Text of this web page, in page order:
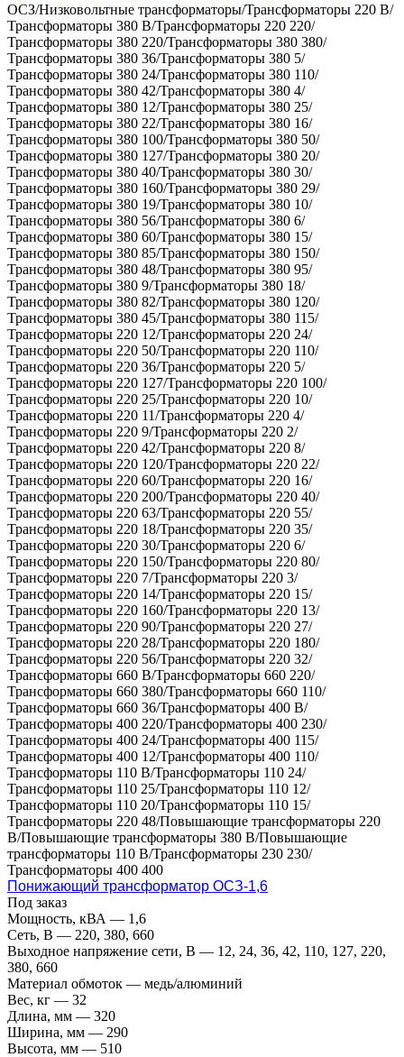
ОСЗ/Низковольтные трансформаторы/Трансформаторы 220 В/
Трансформаторы 380 В/Трансформаторы 220 220/
Трансформаторы 380 220/Трансформаторы 380 380/
Трансформаторы 380 36/Трансформаторы 380 5/
Трансформаторы 380 24/Трансформаторы 380 110/
Трансформаторы 380 42/Трансформаторы 380 4/
Трансформаторы 380 12/Трансформаторы 380 25/
Трансформаторы 380 22/Трансформаторы 380 16/
Трансформаторы 380 100/Трансформаторы 380 50/
Трансформаторы 380 127/Трансформаторы 380 20/
Трансформаторы 380 40/Трансформаторы 380 30/
Трансформаторы 380 160/Трансформаторы 380 29/
Трансформаторы 380 19/Трансформаторы 380 10/
Трансформаторы 380 56/Трансформаторы 380 6/
Трансформаторы 380 60/Трансформаторы 380 15/
Трансформаторы 380 85/Трансформаторы 380 150/
Трансформаторы 380 48/Трансформаторы 380 95/
Трансформаторы 380 9/Трансформаторы 380 18/
Трансформаторы 380 82/Трансформаторы 380 120/
Трансформаторы 380 45/Трансформаторы 380 115/
Трансформаторы 220 12/Трансформаторы 220 24/
Трансформаторы 220 50/Трансформаторы 220 110/
Трансформаторы 220 36/Трансформаторы 220 5/
Трансформаторы 220 127/Трансформаторы 220 100/
Трансформаторы 220 25/Трансформаторы 220 10/
Трансформаторы 220 11/Трансформаторы 220 4/
Трансформаторы 220 9/Трансформаторы 220 2/
Трансформаторы 220 42/Трансформаторы 220 8/
Трансформаторы 220 120/Трансформаторы 220 22/
Трансформаторы 220 60/Трансформаторы 220 16/
Трансформаторы 220 200/Трансформаторы 220 40/
Трансформаторы 220 63/Трансформаторы 220 55/
Трансформаторы 220 18/Трансформаторы 220 35/
Трансформаторы 220 30/Трансформаторы 220 6/
Трансформаторы 220 150/Трансформаторы 220 80/
Трансформаторы 220 7/Трансформаторы 220 3/
Трансформаторы 220 14/Трансформаторы 220 15/
Трансформаторы 220 160/Трансформаторы 220 13/
Трансформаторы 220 90/Трансформаторы 220 27/
Трансформаторы 220 28/Трансформаторы 220 180/
Трансформаторы 220 56/Трансформаторы 220 32/
Трансформаторы 660 В/Трансформаторы 660 220/
Трансформаторы 660 380/Трансформаторы 660 110/
Трансформаторы 660 36/Трансформаторы 400 В/
Трансформаторы 400 220/Трансформаторы 400 230/
Трансформаторы 400 24/Трансформаторы 400 115/
Трансформаторы 400 12/Трансформаторы 400 110/
Трансформаторы 110 В/Трансформаторы 110 24/
Трансформаторы 110 25/Трансформаторы 110 12/
Трансформаторы 110 20/Трансформаторы 110 15/
Трансформаторы 220 48/Повышающие трансформаторы 220
В/Повышающие трансформаторы 380 В/Повышающие
трансформаторы 110 В/Трансформаторы 230 230/
Трансформаторы 400 400
Понижающий трансформатор ОСЗ-1,6
Под заказ
Мощность, кВА — 1,6
Сеть, В — 220, 380, 660
Выходное напряжение сети, В — 12, 24, 36, 42, 110, 127, 220,
380, 660
Материал обмоток — медь/алюминий
Вес, кг — 32
Длина, мм — 320
Ширина, мм — 290
Высота, мм — 510